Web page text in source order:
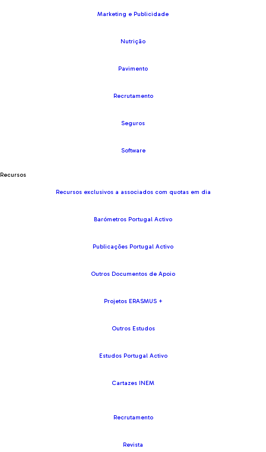
Marketing e Publicidade
Nutrição
Pavimento
Recrutamento
Seguros
Software
Recursos
Recursos exclusivos a associados com quotas em dia
Barómetros Portugal Activo
Publicações Portugal Activo
Outros Documentos de Apoio
Projetos ERASMUS +
Outros Estudos
Estudos Portugal Activo
Cartazes INEM
Recrutamento
Revista